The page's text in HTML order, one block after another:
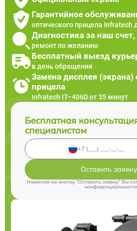
Гарантийное
оптического прицела Infratech
Диагностика за наш счет,
ремонт по желанию
Бесплатный выезд
в день обращения
Замена дисплея (экрана)
прицела
Infratech IT–406D от 35 минут
Бесплатная
специалистом
Оставить заявку
Нажимая на кнопку "Оставить заявку" Вы
конфиденциальности